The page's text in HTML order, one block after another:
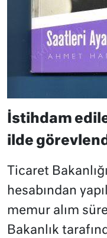
İstihdam
ilde
Ticaret
hesabından
memur alım
Bakanlık